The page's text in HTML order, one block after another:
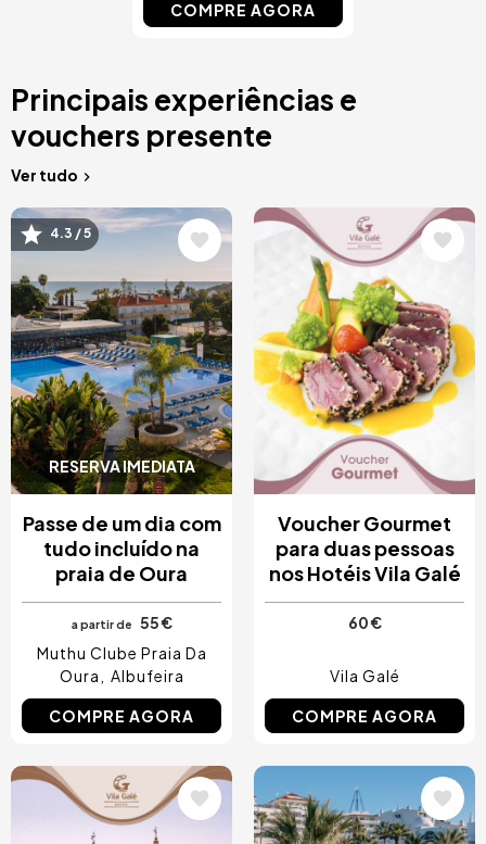
COMPRE AGORA
Principais experiências e
vouchers presente
Ver tudo
RESERVA IMEDIATA
Imagem
4.3 / 5
Passe de um dia com
tudo incluído na
praia de Oura
a partir de
55 €
Muthu Clube Praia Da
Oura
Albufeira
COMPRE AGORA
Imagem
Voucher Gourmet
para duas pessoas
nos Hotéis Vila Galé
60 €
Vila Galé
COMPRE AGORA
Imagem Imagem